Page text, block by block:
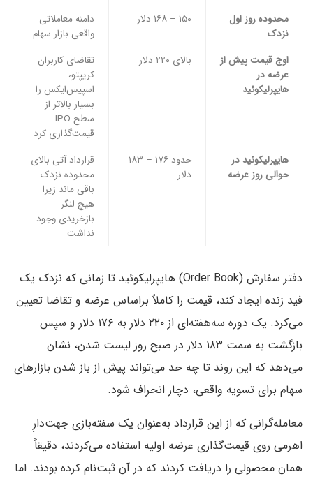
محدوده روز اول
نزدک
۱۵۰ – ۱۶۸ دلار
دامنه معاملاتی
واقعی بازار سهام
اوج قیمت پیش از
عرضه در
هایپرلیکوئید
بالای ۲۲۰ دلار
تقاضای کاربران
کریپتو،
اسپیس‌ایکس را
بسیار بالاتر از
سطح IPO
قیمت‌گذاری کرد
هایپرلیکوئید در
حوالی روز عرضه
حدود ۱۷۶ – ۱۸۳
دلار
قرارداد آتی بالای
محدوده نزدک
باقی ماند زیرا
هیچ لنگر
بازخریدی وجود
نداشت
دفتر سفارش (Order Book) هایپرلیکوئید تا زمانی که نزدک یک
فید زنده ایجاد کند، قیمت را کاملاً براساس عرضه و تقاضا تعیین
می‌کرد. یک دوره سه‌هفته‌ای از ۲۲۰ دلار به ۱۷۶ دلار و سپس
بازگشت به سمت ۱۸۳ دلار در صبح روز لیست شدن، نشان
می‌دهد که این روند تا چه حد می‌تواند پیش از باز شدن بازارهای
سهام برای تسویه واقعی، دچار انحراف شود.
معامله‌گرانی که از این قرارداد به‌عنوان یک سفته‌بازی جهت‌دارِ
اهرمی روی قیمت‌گذاری عرضه اولیه استفاده می‌کردند، دقیقاً
همان محصولی را دریافت کردند که در آن ثبت‌نام کرده بودند. اما